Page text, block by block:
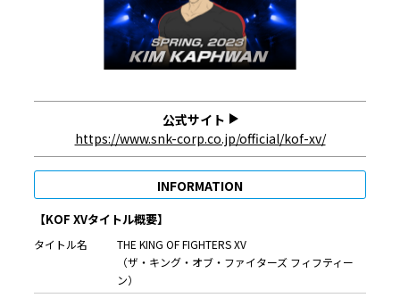
公式サイト
https://www.snk-corp.co.jp/official/kof-xv/
INFORMATION
【KOF XVタイトル概要】
タイトル名
THE KING OF FIGHTERS XV
（ザ・キング・オブ・ファイターズ フィフティー
ン）